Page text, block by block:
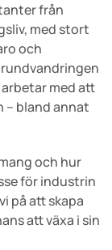
från
med stort
och
med att
– bland annat
och hur
för industrin
på att skapa
att växa i sin